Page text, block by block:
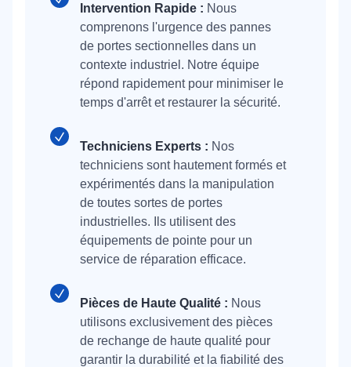
Intervention Rapide : Nous
comprenons l'urgence des pannes
de portes sectionnelles dans un
contexte industriel. Notre équipe
répond rapidement pour minimiser le
temps d'arrêt et restaurer la sécurité.
Techniciens Experts : Nos
techniciens sont hautement formés et
expérimentés dans la manipulation
de toutes sortes de portes
industrielles. Ils utilisent des
équipements de pointe pour un
service de réparation efficace.
Pièces de Haute Qualité : Nous
utilisons exclusivement des pièces
de rechange de haute qualité pour
garantir la durabilité et la fiabilité des